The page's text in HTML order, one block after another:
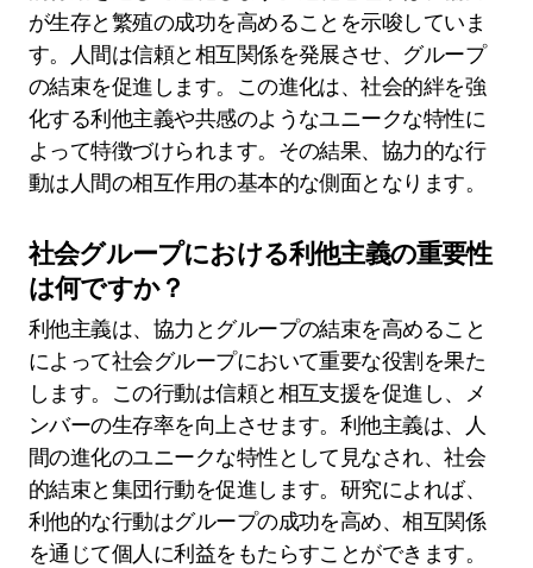
人間の社会的行動は、協力、共感、複雑なコミュ
ニケーションといった特性によって区別されま
す。これらの特性は、集団の生存を高め、社会的
絆を育むために進化しました。ユニークな特性に
は、集団の結束を促進する利他主義や、社会的ヒ
エラルキーを理解する能力が含まれます。抽象的
社会的風景をナビゲートすることを可能にしま
す。その結果、これらの特性は人間の相互作用や
社会構造に大きな影響を与えます。
人間の間で協力はどのように進化します
か？
人間の間での協力は、社会的ダイナミクスと適応
的行動を通じて進化します。進化心理学は、協力
が生存と繁殖の成功を高めることを示唆していま
す。人間は信頼と相互関係を発展させ、グループ